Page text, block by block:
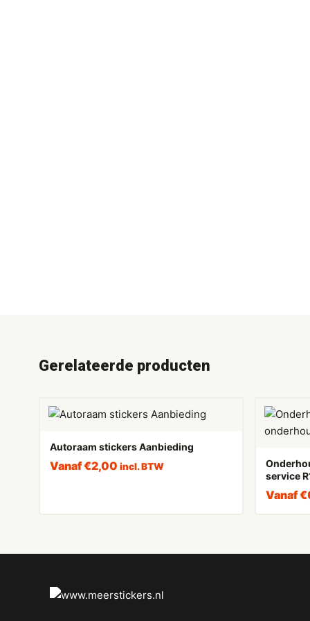
Gerelateerde producten
Autoraam stickers Aanbieding
Vanaf€2,00 incl. BTW
service
Vanaf€